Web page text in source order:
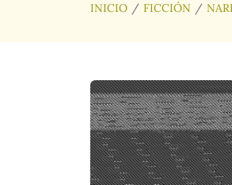
INICIO FICCIÓN